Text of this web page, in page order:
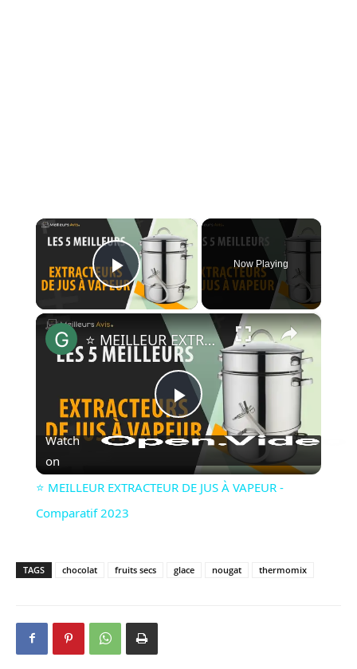
×
Play Video
Now Playing
×
Play
Video
⭐️ MEILLEUR EXTRACTEUR DE JUS À VAPEUR - Comparatif 2023
Watch
on
⭐️ MEILLEUR EXTRACTEUR DE JUS À VAPEUR -
Comparatif 2023
TAGS chocolat fruits secs glace nougat thermomix